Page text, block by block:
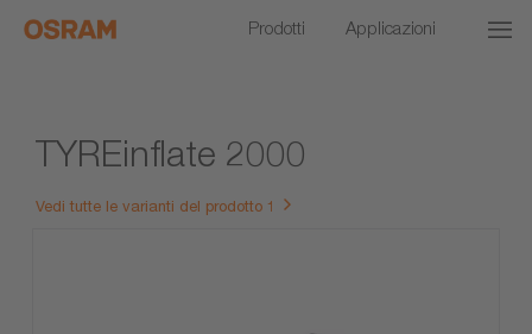
Prodotti Applicazioni
TYREinflate 2000
Vedi tutte le varianti del prodotto 1